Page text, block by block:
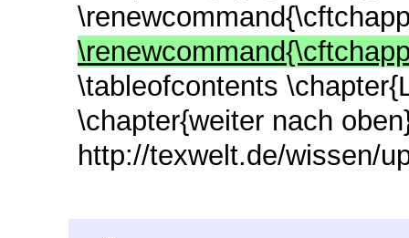
\tableofcontents
\chapter{weiter nach
http://texwelt.de/wissen/